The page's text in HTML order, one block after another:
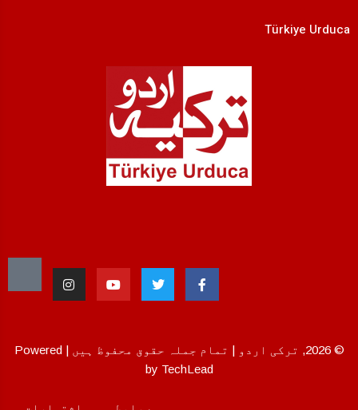
Türkiye Urduca
© 2026, ترکی اردو | تمام جملہ حقوق محفوظ ہیں | Powered
by TechLead